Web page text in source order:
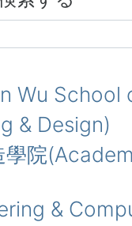
Wu
& Design)
學院
&